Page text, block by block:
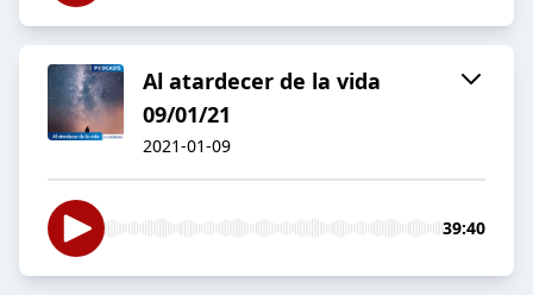
Al atardecer de la vida
09/01/21
2021-01-09
39:40